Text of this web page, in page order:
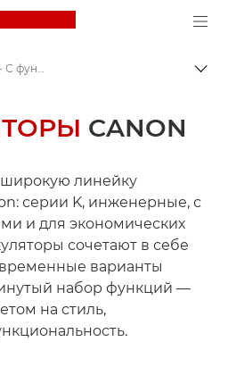
Canon Logo, back to
Калькуляторы Canon - С функцией печати, серия K, инженерные
CANON
линейку
серии K, инженерные, с
и для экономических
сочетают в себе
варианты
набор функций —
на стиль,